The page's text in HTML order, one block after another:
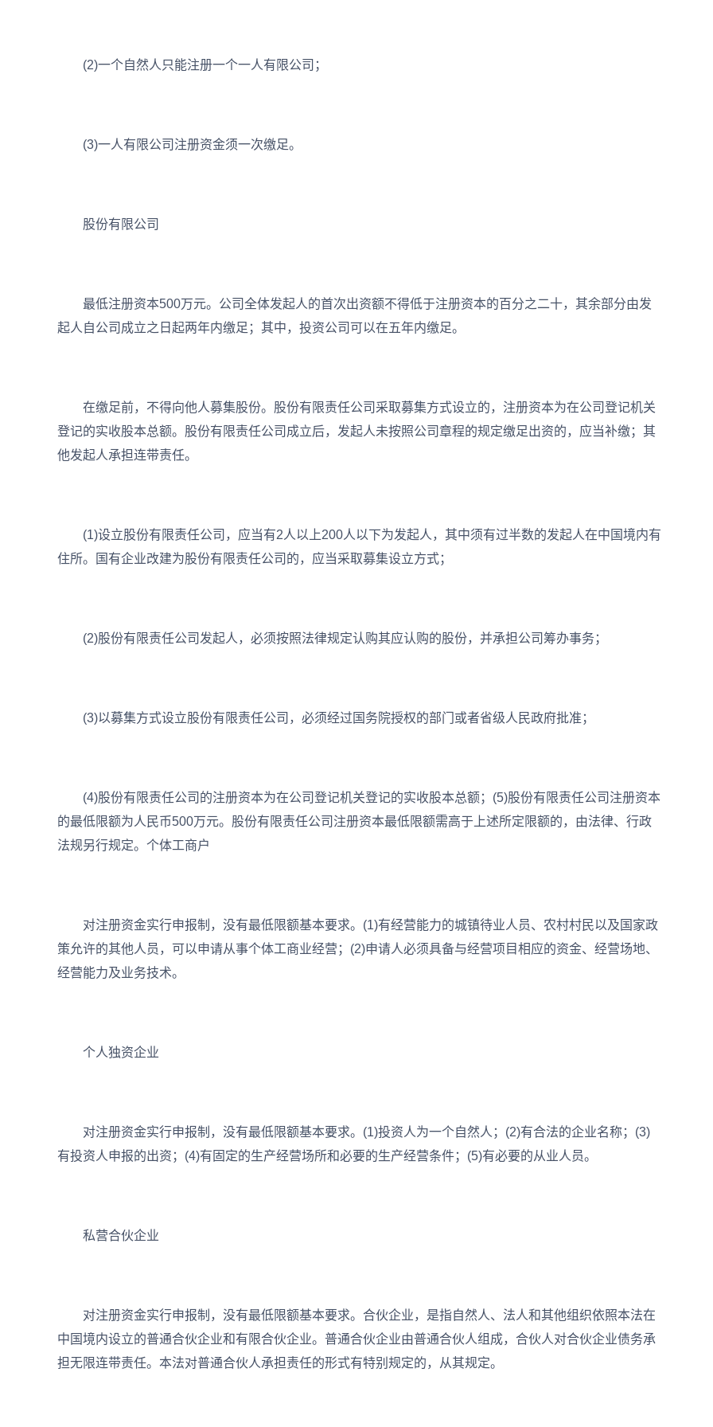
(2)一个自然人只能注册一个一人有限公司；
(3)一人有限公司注册资金须一次缴足。
股份有限公司
最低注册资本500万元。公司全体发起人的首次出资额不得低于注册资本的百分之二十，其余部分由发
起人自公司成立之日起两年内缴足；其中，投资公司可以在五年内缴足。
在缴足前，不得向他人募集股份。股份有限责任公司采取募集方式设立的，注册资本为在公司登记机关
登记的实收股本总额。股份有限责任公司成立后，发起人未按照公司章程的规定缴足出资的，应当补缴；其
他发起人承担连带责任。
(1)设立股份有限责任公司，应当有2人以上200人以下为发起人，其中须有过半数的发起人在中国境内有
住所。国有企业改建为股份有限责任公司的，应当采取募集设立方式；
(2)股份有限责任公司发起人，必须按照法律规定认购其应认购的股份，并承担公司筹办事务；
(3)以募集方式设立股份有限责任公司，必须经过国务院授权的部门或者省级人民政府批准；
(4)股份有限责任公司的注册资本为在公司登记机关登记的实收股本总额；(5)股份有限责任公司注册资本
的最低限额为人民币500万元。股份有限责任公司注册资本最低限额需高于上述所定限额的，由法律、行政
法规另行规定。个体工商户
对注册资金实行申报制，没有最低限额基本要求。(1)有经营能力的城镇待业人员、农村村民以及国家政
策允许的其他人员，可以申请从事个体工商业经营；(2)申请人必须具备与经营项目相应的资金、经营场地、
经营能力及业务技术。
个人独资企业
对注册资金实行申报制，没有最低限额基本要求。(1)投资人为一个自然人；(2)有合法的企业名称；(3)
有投资人申报的出资；(4)有固定的生产经营场所和必要的生产经营条件；(5)有必要的从业人员。
私营合伙企业
对注册资金实行申报制，没有最低限额基本要求。合伙企业，是指自然人、法人和其他组织依照本法在
中国境内设立的普通合伙企业和有限合伙企业。普通合伙企业由普通合伙人组成，合伙人对合伙企业债务承
担无限连带责任。本法对普通合伙人承担责任的形式有特别规定的，从其规定。